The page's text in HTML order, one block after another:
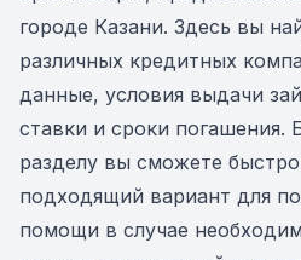
городе Казани. Здесь вы
различных кредитных
данные, условия выдачи
ставки и сроки погашения.
разделу вы сможете
подходящий вариант для
помощи в случае